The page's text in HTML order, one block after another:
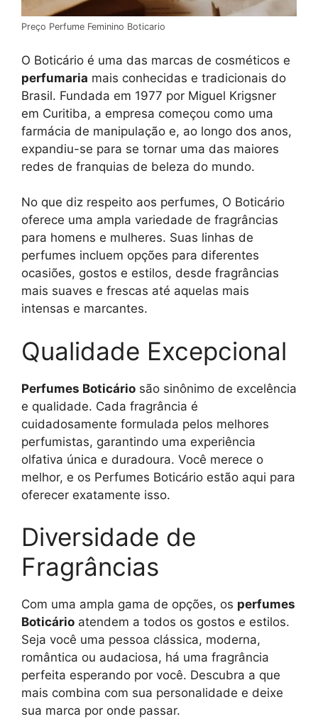
Preço Perfume Feminino Boticario
O Boticário é uma das marcas de cosméticos e
perfumaria mais conhecidas e tradicionais do
Brasil. Fundada em 1977 por Miguel Krigsner
em Curitiba, a empresa começou como uma
farmácia de manipulação e, ao longo dos anos,
expandiu-se para se tornar uma das maiores
redes de franquias de beleza do mundo.
No que diz respeito aos perfumes, O Boticário
oferece uma ampla variedade de fragrâncias
para homens e mulheres. Suas linhas de
perfumes incluem opções para diferentes
ocasiões, gostos e estilos, desde fragrâncias
mais suaves e frescas até aquelas mais
intensas e marcantes.
Qualidade Excepcional
Perfumes Boticário são sinônimo de excelência
e qualidade. Cada fragrância é
cuidadosamente formulada pelos melhores
perfumistas, garantindo uma experiência
olfativa única e duradoura. Você merece o
melhor, e os Perfumes Boticário estão aqui para
oferecer exatamente isso.
Diversidade de
Fragrâncias
Com uma ampla gama de opções, os perfumes
Boticário atendem a todos os gostos e estilos.
Seja você uma pessoa clássica, moderna,
romântica ou audaciosa, há uma fragrância
perfeita esperando por você. Descubra a que
mais combina com sua personalidade e deixe
sua marca por onde passar.